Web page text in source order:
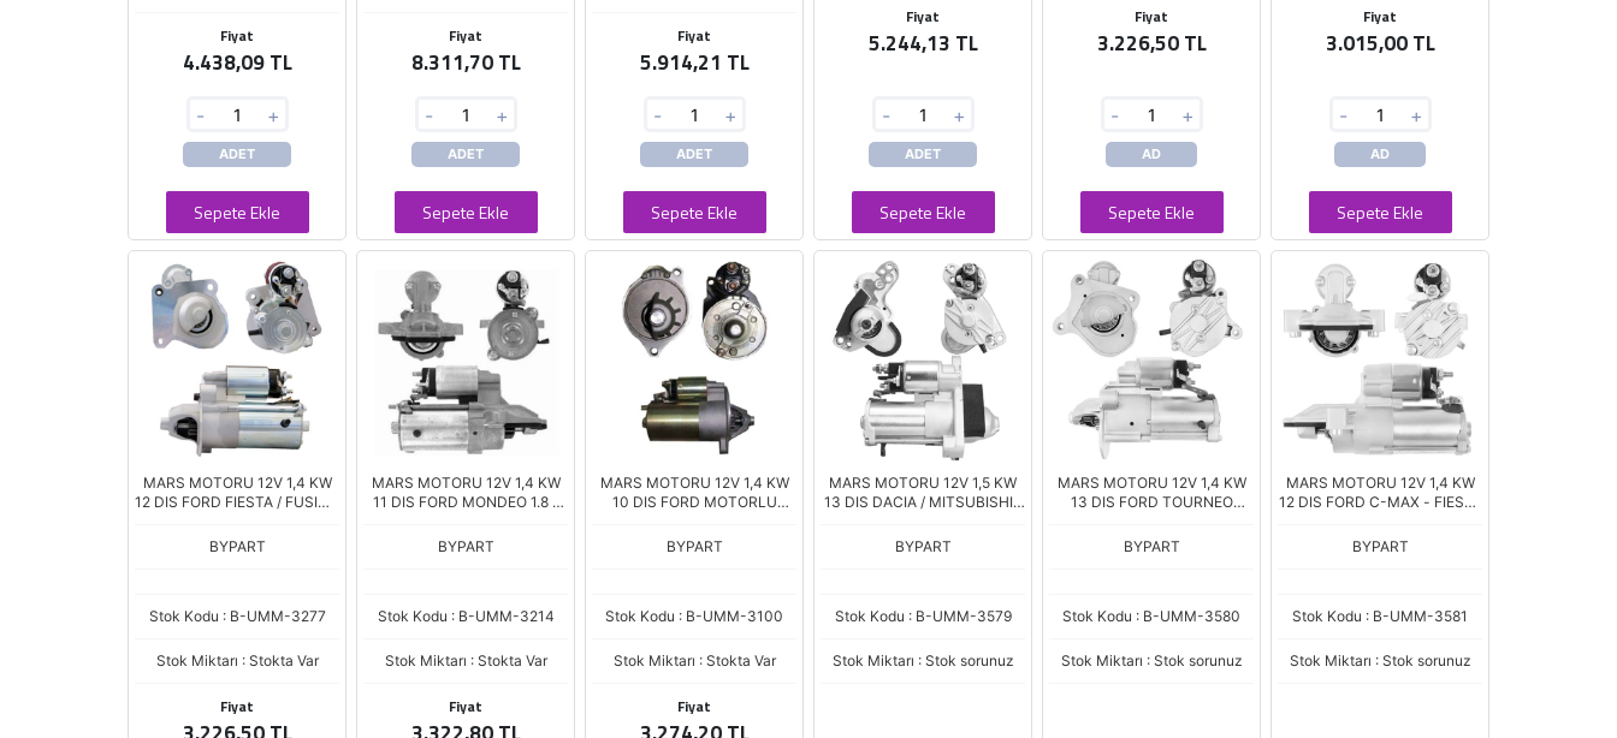
Fiyat
4.438,09 TL
- +
ADET
Sepete Ekle
Fiyat
8.311,70 TL
- +
ADET
Sepete Ekle
Fiyat
5.914,21 TL
- +
ADET
Sepete Ekle
Fiyat
5.244,13 TL
- +
ADET
Sepete Ekle
Fiyat
3.226,50 TL
- +
AD
Sepete Ekle
Fiyat
3.015,00 TL
- +
AD
Sepete Ekle
MARS MOTORU 12V 1,4 KW
12 DIS FORD FIESTA / FUSION
BYPART
Stok Kodu : B-UMM-3277
Stok Miktarı : Stokta Var
Fiyat
MARS MOTORU 12V 1,4 KW
11 DIS FORD MONDEO 1.8 -
BYPART
Stok Kodu : B-UMM-3214
Stok Miktarı : Stokta Var
Fiyat
MARS MOTORU 12V 1,4 KW
10 DIS FORD MOTORLU
BYPART
Stok Kodu : B-UMM-3100
Stok Miktarı : Stokta Var
Fiyat
MARS MOTORU 12V 1,5 KW
13 DIS DACIA / MITSUBISHI /
(23300-8820R)
BYPART
Stok Kodu : B-UMM-3579
Stok Miktarı : Stok sorunuz
MARS MOTORU 12V 1,4 KW
13 DIS FORD TOURNEO
TOURNEO CONNECT 1.5
BYPART
Stok Kodu : B-UMM-3580
Stok Miktarı : Stok sorunuz
MARS MOTORU 12V 1,4 KW
12 DIS FORD C-MAX - FIESTA
(JX6T-11000CA)
BYPART
Stok Kodu : B-UMM-3581
Stok Miktarı : Stok sorunuz